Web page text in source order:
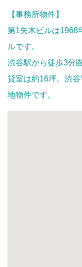
【事務所物件】
第1矢木ビルは1968
ルです。
渋谷駅から徒歩3分
貸室は約16坪。渋
地物件です。